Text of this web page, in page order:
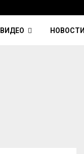
ВИДЕО НОВОСТИ